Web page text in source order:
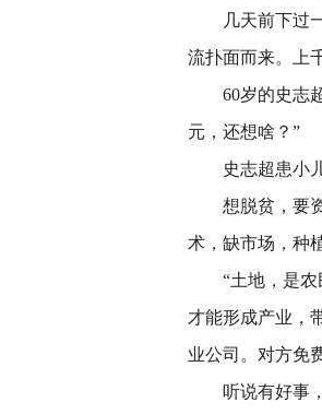
几天前下过一
流扑面而来。上
60岁的史志超
元，还想啥？”
史志超患小儿
想脱贫，要资
术，缺市场，种
“土地，是农民
才能形成产业，
业公司。对方免
听说有好事，